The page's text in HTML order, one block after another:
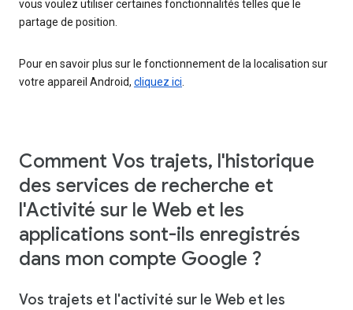
vous voulez utiliser certaines fonctionnalités telles que le
partage de position.
Pour en savoir plus sur le fonctionnement de la localisation sur
votre appareil Android, cliquez ici.
Comment Vos trajets, l'historique
des services de recherche et
l'Activité sur le Web et les
applications sont-ils enregistrés
dans mon compte Google ?
Vos trajets et l'activité sur le Web et les